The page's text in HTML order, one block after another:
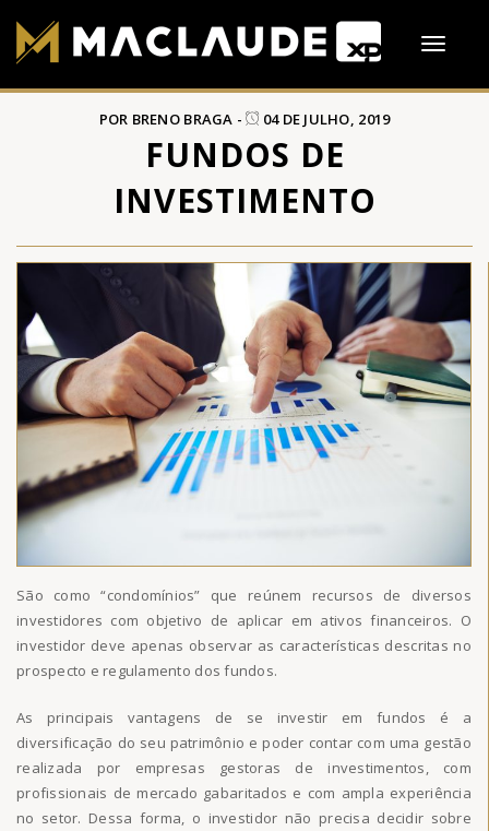
Toggle
POR BRENO BRAGA - 04 DE JULHO, 2019
FUNDOS DE
INVESTIMENTO
São como “condomínios” que reúnem recursos de diversos
investidores com objetivo de aplicar em ativos financeiros. O
investidor deve apenas observar as características descritas no
prospecto e regulamento dos fundos.
As principais vantagens de se investir em fundos é a
diversificação do seu patrimônio e poder contar com uma gestão
realizada por empresas gestoras de investimentos, com
profissionais de mercado gabaritados e com ampla experiência
no setor. Dessa forma, o investidor não precisa decidir sobre